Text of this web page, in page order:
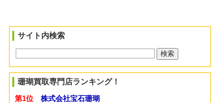
サイト内検索
珊瑚買取専門店ランキング！
第1位 株式会社宝石珊瑚